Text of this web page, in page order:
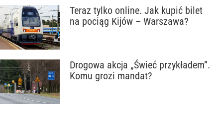
Teraz tylko online. Jak kupić bilet
na pociąg Kijów – Warszawa?
Drogowa akcja „Świeć przykładem”.
Komu grozi mandat?